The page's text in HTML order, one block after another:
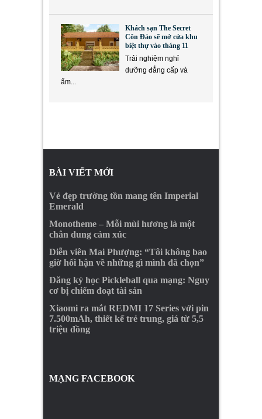
Khách sạn The Secret
Côn Đảo sẽ mở cửa khu
biệt thự vào tháng 11
Trải nghiệm nghỉ
dưỡng đẳng cấp và
ẩm...
BÀI VIẾT MỚI
Vẻ đẹp trường tồn mang tên Imperial
Emerald
Monotheme – Mỗi mùi hương là một
chân dung cảm xúc
Diễn viên Mai Phượng: “Tôi không bao
giờ hối hận về những gì mình đã chọn”
Đăng ký học Pickleball qua mạng: Nguy
cơ bị chiếm đoạt tài sản
Xiaomi ra mắt REDMI 17 Series với pin
7.500mAh, thiết kế trẻ trung, giá từ 5,5
triệu đồng
MẠNG FACEBOOK